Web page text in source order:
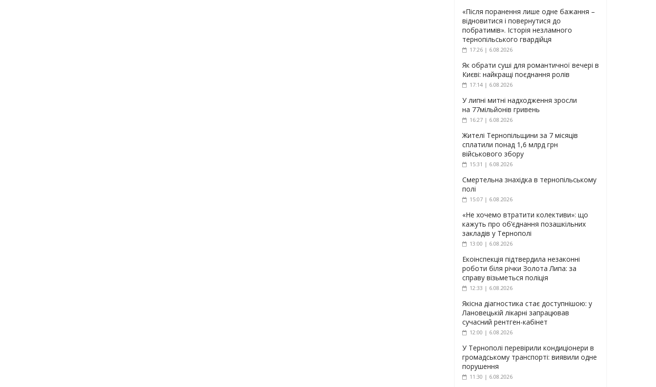
«Після поранення лише одне бажання –
відновитися і повернутися до
побратимів». Історія незламного
тернопільського гвардійця
17:26 | 6.08.2026
Як обрати суші для романтичної вечері в
Києві: найкращі поєднання ролів
17:14 | 6.08.2026
У липні митні надходження зросли
на 77мільйонів гривень
16:27 | 6.08.2026
Жителі Тернопільщини за 7 місяців
сплатили понад 1,6 млрд грн
військового збору
15:31 | 6.08.2026
Смертельна знахідка в тернопільському
полі
15:07 | 6.08.2026
«Не хочемо втратити колективи»: що
кажуть про об’єднання позашкільних
закладів у Тернополі
13:00 | 6.08.2026
Екоінспекція підтвердила незаконні
роботи біля річки Золота Липа: за
справу візьметься поліція
12:33 | 6.08.2026
Якісна діагностика стає доступнішою: у
Лановецькій лікарні запрацював
сучасний рентген-кабінет
12:00 | 6.08.2026
У Тернополі перевірили кондиціонери в
громадському транспорті: виявили одне
порушення
11:30 | 6.08.2026